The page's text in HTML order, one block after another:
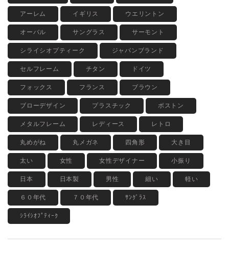
アーレム イギリス ウエリントン
オーバル サングラス サーモント
シライシオプティーク ジャパンブランド
セルフレーム チタン ドイツ
フォックス フランス ブラウン
ブローデザイン プラスチック ボストン
メタルフレーム レディース レトロ
丸めがね 丸メガネ 四角形 大き目
太い 女性 女性デザイナー 小振り
日本 日本製 男性 細い 軽い
６０年代 ７０年代 ｻﾝｸﾞﾗｽ
ｼﾗｲｼｵﾌﾟﾃｨｰｸ